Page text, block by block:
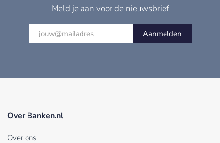
Meld je aan voor de nieuwsbrief
Aanmelden
Over Banken.nl
Over ons